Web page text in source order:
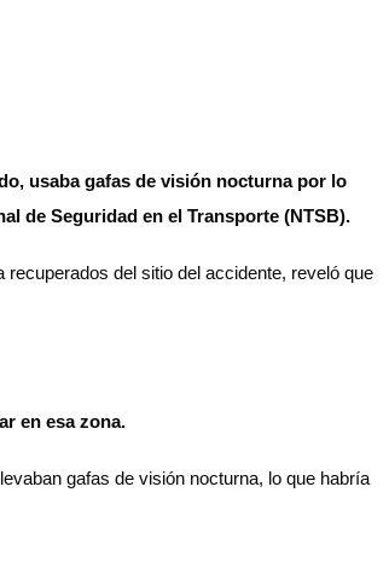
usaba gafas de visión nocturna por lo
de Seguridad en el Transporte (NTSB).
del sitio del accidente, reveló que
en esa zona.
gafas de visión nocturna, lo que habría